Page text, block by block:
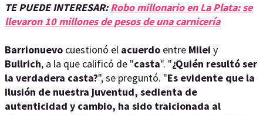
TE PUEDE INTERESAR:Robo millonario en La Plata: se
llevaron 10 millones de pesos de una carnicería
Barrionuevo cuestionó el acuerdo entre Milei y
Bullrich, a la que calificó de "casta". "¿Quién resultó ser
la verdadera casta?", se preguntó. "Es evidente que la
ilusión de nuestra juventud, sedienta de
autenticidad y cambio, ha sido traicionada al